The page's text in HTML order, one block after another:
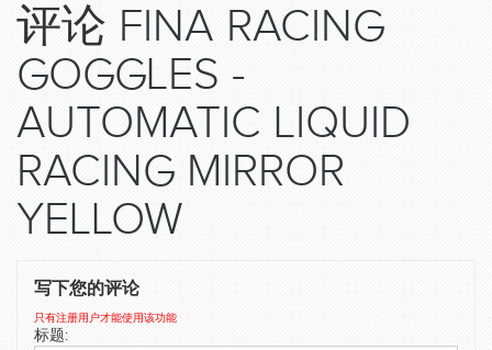
SWIM CAP
SWIMMING EQUIPMENT
LEARNING TO SWIM
SWIMWEAR
评论 FINA RACING
GOGGLES -
AUTOMATIC LIQUID
RACING MIRROR
YELLOW
写下您的评论
只有注册用户才能使用该功能
标题: